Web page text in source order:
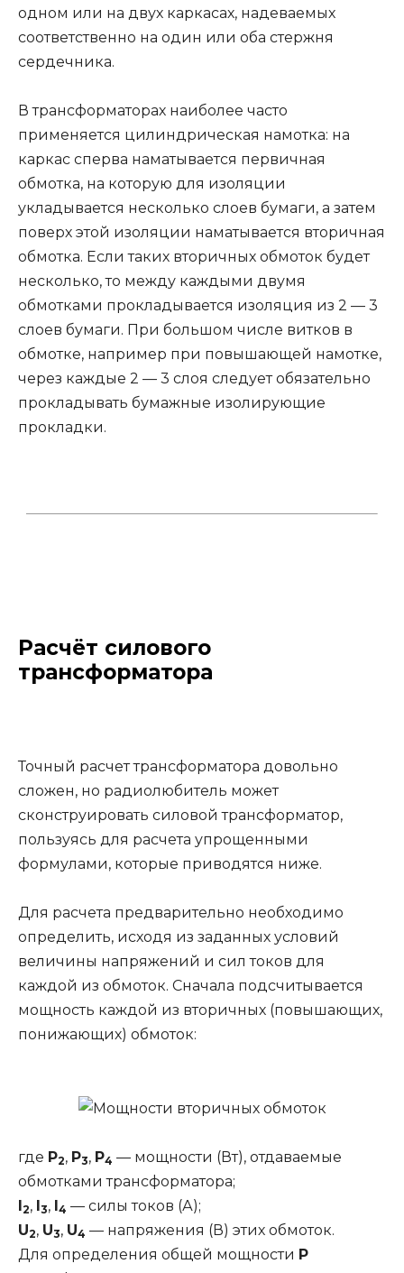
одном или на двух каркасах, надеваемых
соответственно на один или оба стержня
сердечника.
В трансформаторах наиболее часто
применяется цилиндрическая намотка: на
каркас сперва наматывается первичная
обмотка, на которую для изоляции
укладывается несколько слоев бумаги, а затем
поверх этой изоляции наматывается вторичная
обмотка. Если таких вторичных обмоток будет
несколько, то между каждыми двумя
обмотками прокладывается изоляция из 2 — 3
слоев бумаги. При большом числе витков в
обмотке, например при повышающей намотке,
через каждые 2 — 3 слоя следует обязательно
прокладывать бумажные изолирующие
прокладки.
Расчёт силового
трансформатора
Точный расчет трансформатора довольно
сложен, но радиолюбитель может
сконструировать силовой трансформатор,
пользуясь для расчета упрощенными
формулами, которые приводятся ниже.
Для расчета предварительно необходимо
определить, исходя из заданных условий
величины напряжений и сил токов для
каждой из обмоток. Сначала подсчитывается
мощность каждой из вторичных (повышающих,
понижающих) обмоток:
где Р2, Р3, Р4 — мощности (Вт), отдаваемые
обмотками трансформатора;
I2, I3, I4 — силы токов (А);
U2, U3, U4 — напряжения (В) этих обмоток.
Для определения общей мощности Р